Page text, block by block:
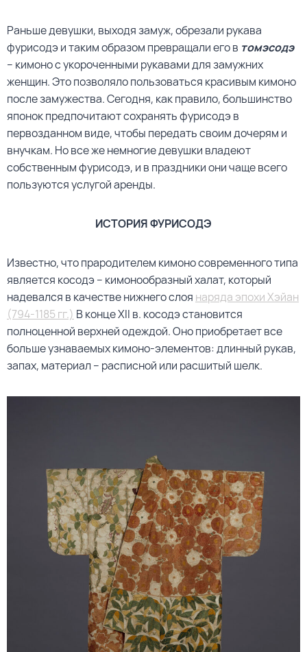
Раньше девушки, выходя замуж, обрезали рукава
фурисодэ и таким образом превращали его в томэсодэ
– кимоно с укороченными рукавами для замужних
женщин. Это позволяло пользоваться красивым кимоно
после замужества. Сегодня, как правило, большинство
японок предпочитают сохранять фурисодэ в
первозданном виде, чтобы передать своим дочерям и
внучкам. Но все же немногие девушки владеют
собственным фурисодэ, и в праздники они чаще всего
пользуются услугой аренды.
ИСТОРИЯ ФУРИСОДЭ
Известно, что прародителем кимоно современного типа
является косодэ – кимонообразный халат, который
надевался в качестве нижнего слоя наряда эпохи Хэйан
(794-1185 гг.) В конце XII в. косодэ становится
полноценной верхней одеждой. Оно приобретает все
больше узнаваемых кимоно-элементов: длинный рукав,
запах, материал – расписной или расшитый шелк.